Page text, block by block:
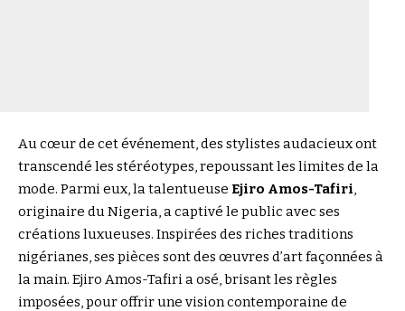
Au cœur de cet événement, des stylistes audacieux ont
transcendé les stéréotypes, repoussant les limites de la
mode. Parmi eux, la talentueuse Ejiro Amos-Tafiri
originaire du Nigeria, a captivé le public avec ses
créations luxueuses. Inspirées des riches traditions
nigérianes, ses pièces sont des œuvres d’art façonnées à
la main. Ejiro Amos-Tafiri a osé, brisant les règles
imposées, pour offrir une vision contemporaine de